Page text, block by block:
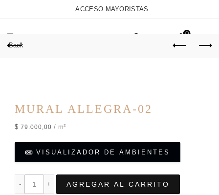
ACCESO MAYORISTAS
0
Back
MURAL ALLEGRA-02
$ 79.000,00 / m²
VISUALIZADOR DE AMBIENTES
AGREGAR AL CARRITO